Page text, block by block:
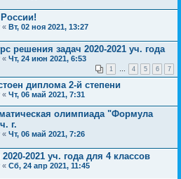
« Вт, 02 ноя 2021, 13:27
решения задач 2020-2021 уч. года
« Чт, 24 июн 2021, 6:53
1 4 5 6 7
диплома 2-й степени
« Чт, 06 май 2021, 7:31
олимпиада "Формула
г.
« Чт, 06 май 2021, 7:26
2021 уч. года для 4 классов
« Сб, 24 апр 2021, 11:45